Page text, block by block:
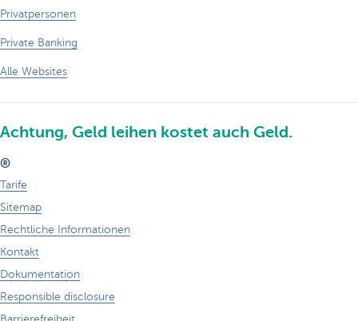
Privatpersonen
Private Banking
Alle Websites
Achtung, Geld leihen kostet auch Geld.
®
Tarife
Sitemap
Rechtliche Informationen
Kontakt
Dokumentation
Responsible disclosure